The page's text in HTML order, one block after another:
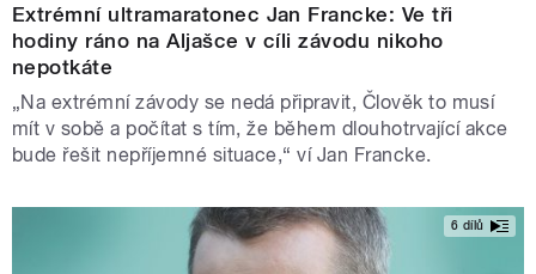
Extrémní ultramaratonec Jan Francke: Ve tři
hodiny ráno na Aljašce v cíli závodu nikoho
nepotkáte
„Na extrémní závody se nedá připravit, Člověk to musí
mít v sobě a počítat s tím, že během dlouhotrvající akce
bude řešit nepříjemné situace,“ ví Jan Francke.
6 dílů